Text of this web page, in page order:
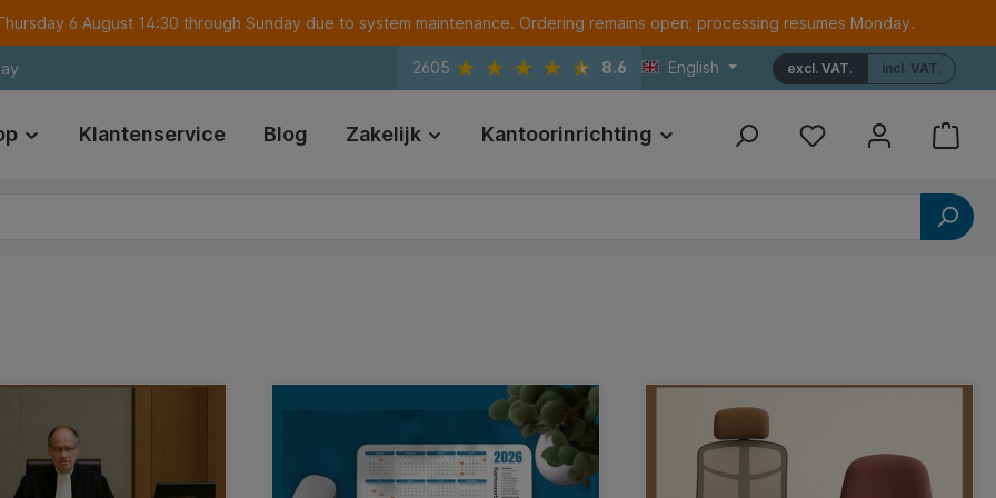
6 August 14:30 through Sunday due to system maintenance. Ordering remains open; processing resumes Monday.
2605 8.6 English incl. VAT.
excl. VAT.
Klantenservice Blog Zakelijk Kantoorinrichting Print Referenties